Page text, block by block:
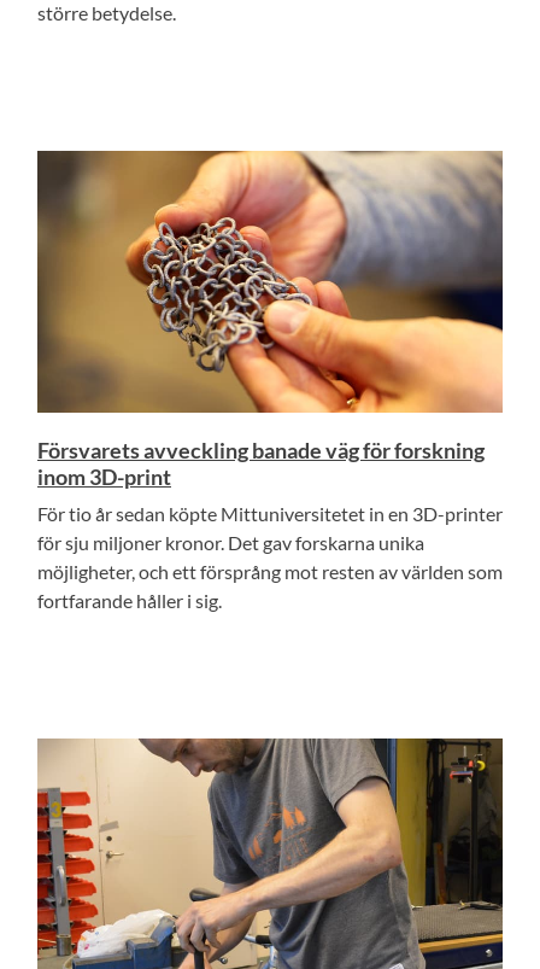
större betydelse.
Försvarets avveckling banade väg för forskning
inom 3D-print
För tio år sedan köpte Mittuniversitetet in en 3D-printer
för sju miljoner kronor. Det gav forskarna unika
möjligheter, och ett försprång mot resten av världen som
fortfarande håller i sig.